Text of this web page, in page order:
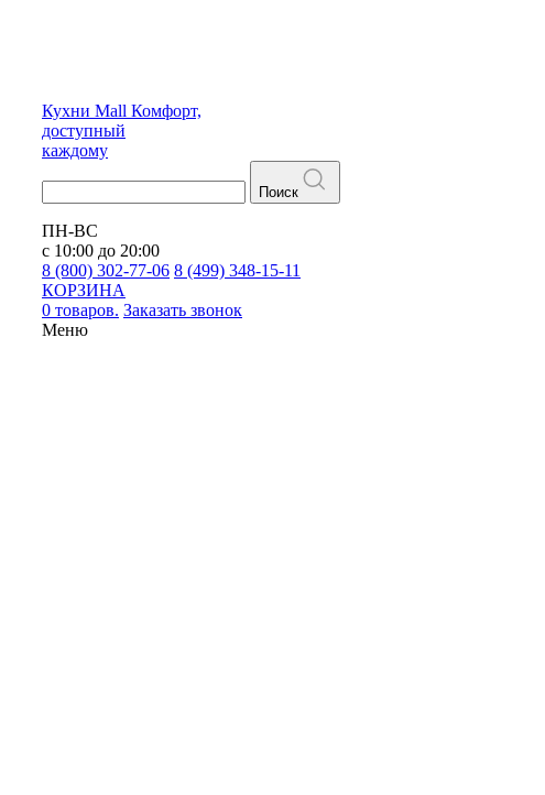
Кухни Mall Комфорт,
доступный
каждому
Поиск
ПН-ВС
с 10:00 до 20:00
8 (800) 302-77-06 8 (499) 348-15-11
КОРЗИНА
0 товаров. Заказать звонок
Меню